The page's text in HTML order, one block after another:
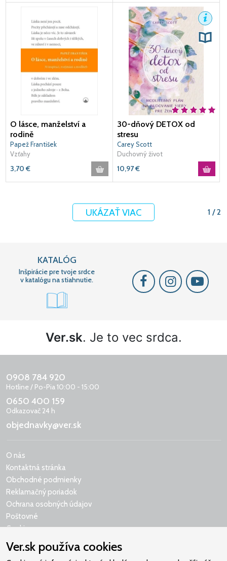
O lásce, manželství a
rodině
Papež František
Vzťahy
3,70 €
30-dňový DETOX od
stresu
Carey Scott
Duchovný život
10,97€
UKÁZAŤ VIAC 1 / 2
KATALÓG
Inšpirácie pre tvoje srdce
v katalógu na stiahnutie.
Ver.sk. Je to vec srdca.
0908 784 920
Hotline / Po-Pia 10:00 - 15:00
0650 400 159
Odkazovač 24 h
objednavky@ver.sk
O nás
Kontaktná stránka
Obchodné podmienky
Reklamačný poriadok
Ochrana osobných údajov
Poštovné
Cookies
Ver.sk používa cookies